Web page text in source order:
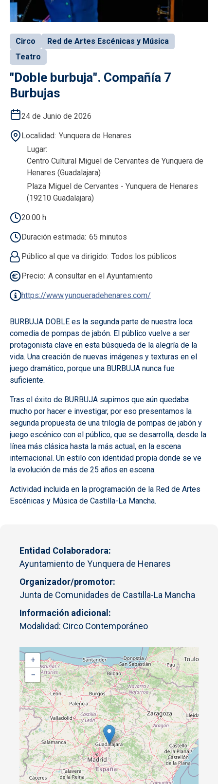
Circo
Red de Artes Escénicas y Música
Teatro
"Doble burbuja". Compañía 7
Burbujas
24 de Junio de 2026
Localidad Yunquera de Henares
Lugar
Centro Cultural Miguel de Cervantes de Yunquera de
Henares (Guadalajara)
Plaza Miguel de Cervantes - Yunquera de Henares
(19210 Guadalajara)
20:00 h
Duración estimada 65 minutos
Público al que va dirigido Todos los públicos
Precio A consultar en el Ayuntamiento
https://www.yunqueradehenares.com/
BURBUJA DOBLE es la segunda parte de nuestra loca
comedia de pompas de jabón. El público vuelve a ser
protagonista clave en esta búsqueda de la alegría de la
vida. Una creación de nuevas imágenes y texturas en el
juego dramático, porque una BURBUJA nunca fue
suficiente.
Tras el éxito de BURBUJA supimos que aún quedaba
mucho por hacer e investigar, por eso presentamos la
segunda propuesta de una trilogía de pompas de jabón y
juego escénico con el público, que se desarrolla, desde la
línea más clásica hasta la más actual, en la escena
internacional. Un estilo con identidad propia donde se ve
la evolución de más de 25 años en escena.​
Actividad incluida en la programación de la Red de Artes
Escénicas y Música de Castilla-La Mancha.
Entidad Colaboradora
Ayuntamiento de Yunquera de Henares
Organizador/promotor
Junta de Comunidades de Castilla-La Mancha
Información adicional
Modalidad: Circo Contemporáneo
+
−